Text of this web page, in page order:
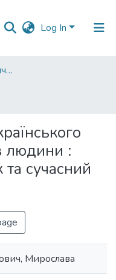
Log In
004. Факультет правничих наук
людини :
та сучасний
Мирослава